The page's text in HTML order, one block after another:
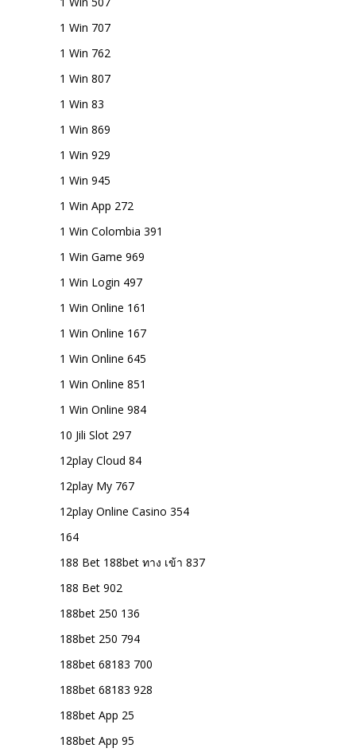
1 Win 707
1 Win 762
1 Win 807
1 Win 83
1 Win 869
1 Win 929
1 Win 945
1 Win App 272
1 Win Colombia 391
1 Win Game 969
1 Win Login 497
1 Win Online 161
1 Win Online 167
1 Win Online 645
1 Win Online 851
1 Win Online 984
10 Jili Slot 297
12play Cloud 84
12play My 767
12play Online Casino 354
164
188 Bet 188bet ทาง เข้า 837
188 Bet 902
188bet 250 136
188bet 250 794
188bet 68183 700
188bet 68183 928
188bet App 25
188bet App 95